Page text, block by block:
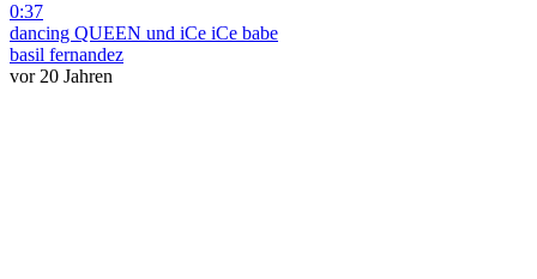
0:37
dancing QUEEN und iCe iCe babe
basil fernandez
vor 20 Jahren